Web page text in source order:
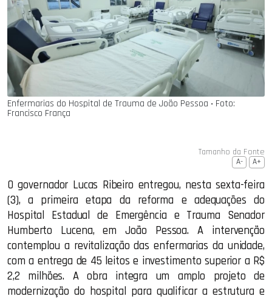
Enfermarias do Hospital de Trauma de João Pessoa ‧ Foto:
Francisco França
Tamanho da Fonte
A- A+
O governador Lucas Ribeiro entregou, nesta sexta-feira
(3), a primeira etapa da reforma e adequações do
Hospital Estadual de Emergência e Trauma Senador
Humberto Lucena, em João Pessoa. A intervenção
contemplou a revitalização das enfermarias da unidade,
com a entrega de 45 leitos e investimento superior a R$
2,2 milhões. A obra integra um amplo projeto de
modernização do hospital para qualificar a estrutura e